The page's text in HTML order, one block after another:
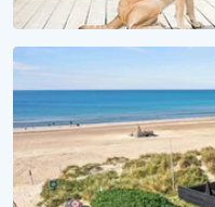
Ferienhäuser für Fellnasen